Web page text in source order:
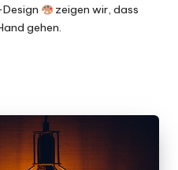
zeigen wir, dass
gehen.